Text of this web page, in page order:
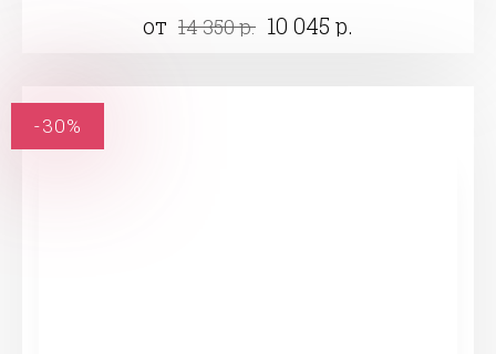
от 14 350 р. 10 045 р.
-30%